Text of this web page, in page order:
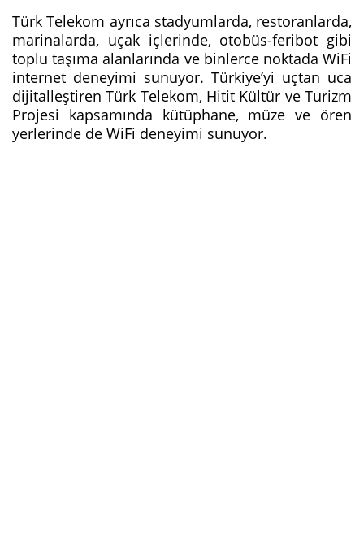
Türk Telekom ayrıca stadyumlarda, restoranlarda,
marinalarda, uçak içlerinde, otobüs-feribot gibi
toplu taşıma alanlarında ve binlerce noktada WiFi
internet deneyimi sunuyor. Türkiye’yi uçtan uca
dijitalleştiren Türk Telekom, Hitit Kültür ve Turizm
Projesi kapsamında kütüphane, müze ve ören
yerlerinde de WiFi deneyimi sunuyor.